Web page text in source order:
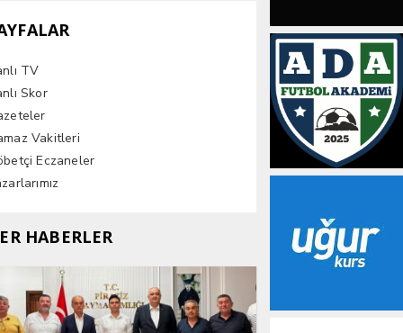
TV
Skor
Vakitleri
Eczaneler
HABERLER